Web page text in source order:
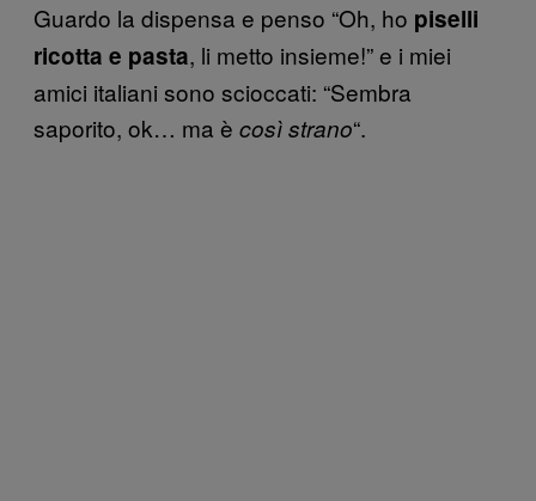
Guardo la dispensa e penso “Oh, ho piselli
ricotta e pasta, li metto insieme!” e i miei
amici italiani sono scioccati: “Sembra
saporito, ok… ma è così strano“.